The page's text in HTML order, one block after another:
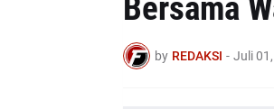
Bersama
by REDAKSI - Juli